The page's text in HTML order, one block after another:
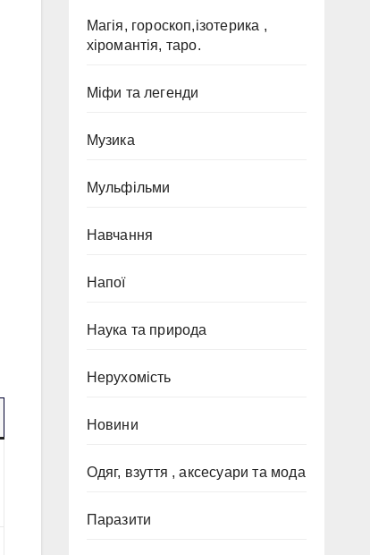
Магія, гороскоп,ізотерика ,
хіромантія, таро.
Міфи та легенди
Музика
Мульфільми
Навчання
Напої
Наука та природа
Нерухомість
Новини
Одяг, взуття , аксесуари та мода
Паразити